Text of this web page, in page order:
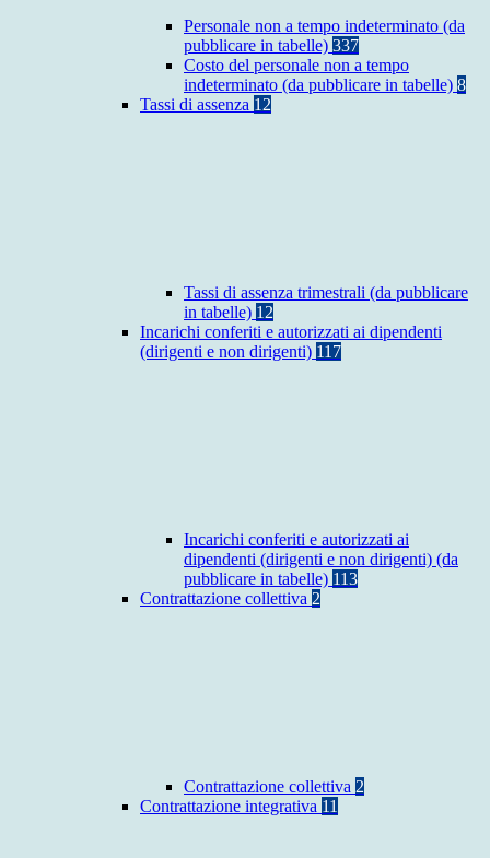
Personale non a tempo indeterminato (da
pubblicare in tabelle) 337
Costo del personale non a tempo
indeterminato (da pubblicare in tabelle) 8
Tassi di assenza 12
Tassi di assenza trimestrali (da pubblicare
in tabelle) 12
Incarichi conferiti e autorizzati ai dipendenti
(dirigenti e non dirigenti) 117
Incarichi conferiti e autorizzati ai
dipendenti (dirigenti e non dirigenti) (da
pubblicare in tabelle) 113
Contrattazione collettiva 2
Contrattazione collettiva 2
Contrattazione integrativa 11